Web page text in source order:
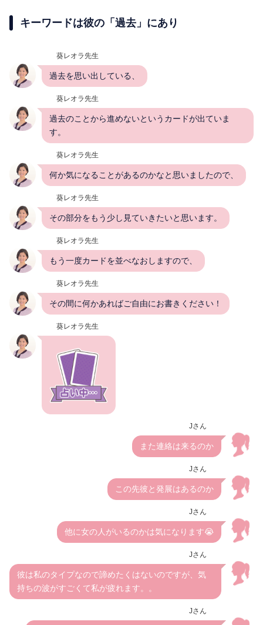
キーワードは彼の「過去」にあり
葵レオラ先生
過去を思い出している、
葵レオラ先生
過去のことから進めないというカードが出ていま
す。
葵レオラ先生
何か気になることがあるのかなと思いましたので、
葵レオラ先生
その部分をもう少し見ていきたいと思います。
葵レオラ先生
もう一度カードを並べなおしますので、
葵レオラ先生
その間に何かあればご自由にお書きください！
葵レオラ先生
Jさん
また連絡は来るのか
Jさん
この先彼と発展はあるのか
Jさん
他に女の人がいるのかは気になります😭
Jさん
彼は私のタイプなので諦めたくはないのですが、気
持ちの波がすごくて私が疲れます。。
Jさん